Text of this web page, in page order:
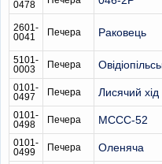
0478
2601-
0041
Печера Раковець
5101-
0003
Печера
0101-
0497
Печера Лисячий хід
0101-
0498
Печера МССС-52
0101-
0499
Печера Оленяча